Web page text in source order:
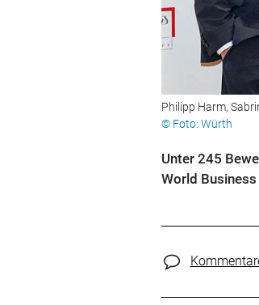
Philipp Harm,
© Foto: Würth
Unter 245
World